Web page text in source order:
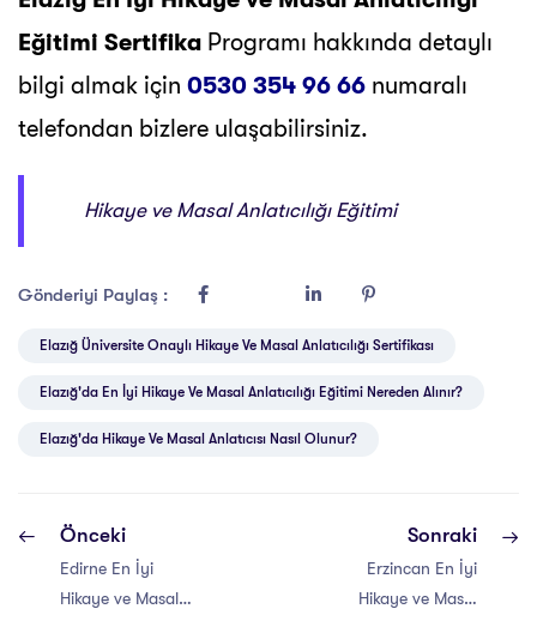
Eğitimi Sertifika Programı hakkında detaylı
bilgi almak için 0530 354 96 66 numaralı
telefondan bizlere ulaşabilirsiniz.
Hikaye ve Masal Anlatıcılığı Eğitimi
Gönderiyi Paylaş :
Elazığ Üniversite Onaylı Hikaye Ve Masal Anlatıcılığı Sertifikası
Elazığ'da En İyi Hikaye Ve Masal Anlatıcılığı Eğitimi Nereden Alınır?
Elazığ'da Hikaye Ve Masal Anlatıcısı Nasıl Olunur?
Önceki
Edirne En İyi
Hikaye ve Masal
Sonraki
Erzincan En İyi
Hikaye ve Masal